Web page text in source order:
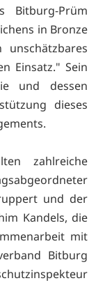
Bitburg-Prüm
in Bronze
Einsatz." Sein
und dessen
dieses
zahlreiche
und der
Kandels, die
mit
Bitburg